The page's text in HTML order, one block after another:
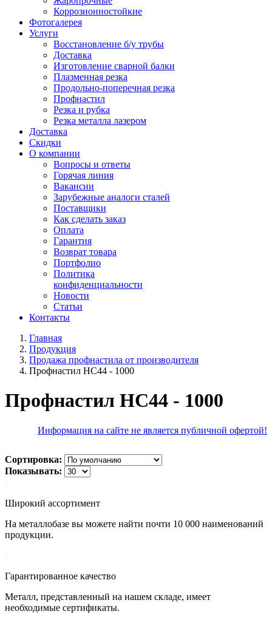
Коррозионностойкие
Фотогалерея
Услуги
Восстановление б/у трубы
Доставка
Изготовление сварной балки
Плазменная резка
Продольно-поперечная резка
Профнастил
Резка и рубка
Резка металла лазером
Доставка
Скидки
О компании
Вопросы и ответы
Горячая линия
Вакансии
Зарубежные аналоги сталей
Поставщики
Как сделать заказ
Оплата
Гарантия
Возврат товара
Портфолио
Политика
конфиденциальности
Новости
Статьи
Контакты
Главная
Продукция
Продажа профнастила от производителя
Профнастил НС44 - 1000
Профнастил НС44 - 1000
Информация на сайте не является публичной офертой!
Сортировка:
Показывать:
Широкий ассортимент
На металлобазе вы можете найти почти 10 000 наименований
продукции.
Гарантированное качество
Металл, представленный на нашем складе, имеет
необходимые сертификаты.